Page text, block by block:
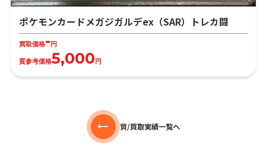
ポケモンカードメガジガルデex（SAR）トレカ闘
買取価格- 円
質参考価格5,000 円
質/買取実績一覧へ